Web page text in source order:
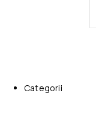
Categorii